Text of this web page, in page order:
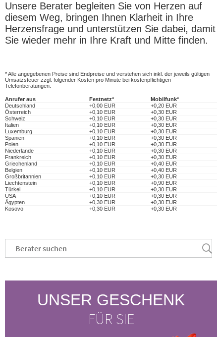
Unsere Berater begleiten Sie von Herzen auf
diesem Weg, bringen Ihnen Klarheit in Ihre
Herzensfrage und unterstützen Sie dabei, damit
Sie wieder mehr in Ihre Kraft und Mitte finden.
* Alle angegebenen Preise sind Endpreise und verstehen sich inkl. der jeweils gültigen
Umsatzsteuer zzgl. folgender Kosten pro Minute bei kostenpflichtigen
Telefonberatungen.
Anrufer aus Festnetz*
Mobilfunk*
Deutschland
+0,00 EUR
+0,20 EUR
Österreich
+0,10 EUR
+0,30 EUR
Schweiz
+0,10 EUR
+0,30 EUR
Italien
+0,10 EUR
+0,30 EUR
Luxemburg
+0,10 EUR
+0,30 EUR
Spanien
+0,10 EUR
+0,30 EUR
Polen
+0,10 EUR
+0,30 EUR
Niederlande
+0,10 EUR
+0,30 EUR
Frankreich
+0,10 EUR
+0,30 EUR
Griechenland
+0,10 EUR
+0,40 EUR
Belgien
+0,10 EUR
+0,40 EUR
Großbritannien
+0,10 EUR
+0,30 EUR
Liechtenstein
+0,10 EUR
+0,90 EUR
Türkei
+0,10 EUR
+0,30 EUR
USA
+0,10 EUR
+0,30 EUR
Ägypten
+0,30 EUR
+0,30 EUR
Kosovo
+0,30 EUR +0,30 EUR
UNSER GESCHENK
FÜR SIE